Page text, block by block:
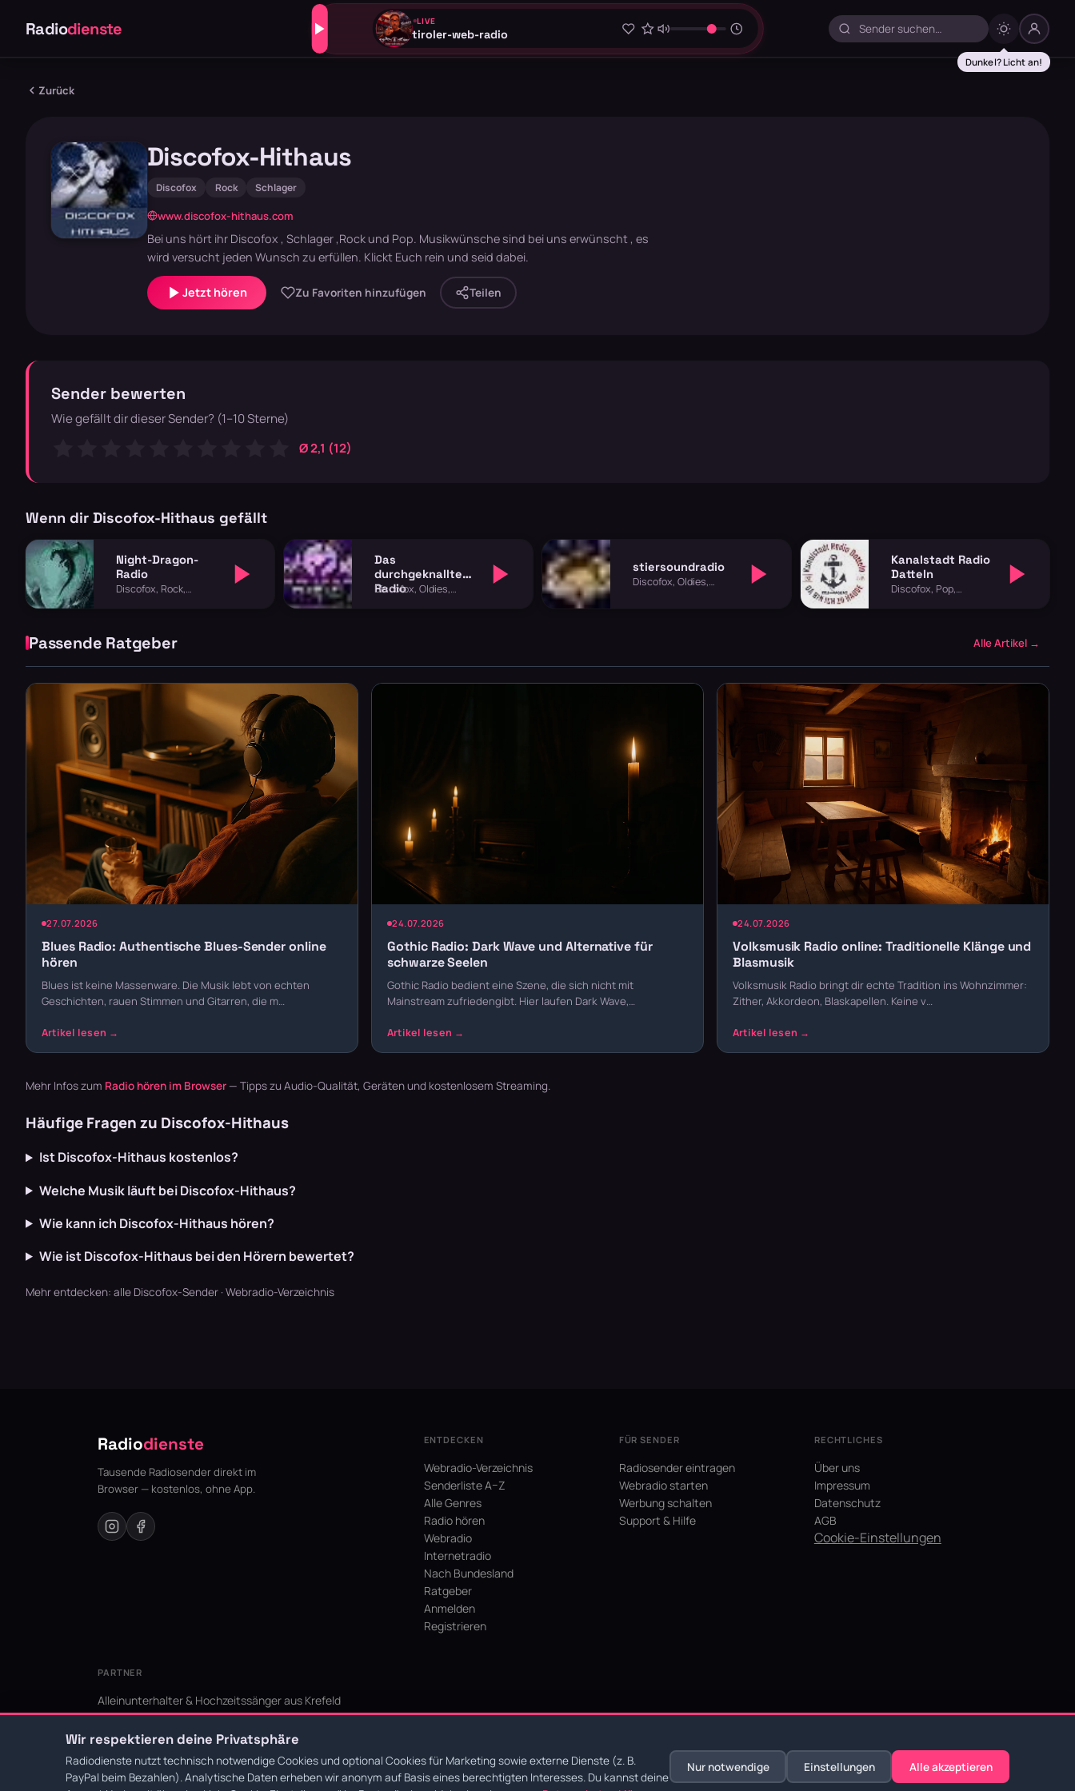
Radiodienste LIVE
tiroler-web-radio
Zurück
Discofox-Hithaus
Discofox Rock Schlager
www.discofox-hithaus.com
Bei uns hört ihr Discofox , Schlager ,Rock und Pop. Musikwünsche sind bei uns erwünscht , es
wird versucht jeden Wunsch zu erfüllen. Klickt Euch rein und seid dabei.
Jetzt hören Zu Favoriten hinzufügen Teilen
Sender bewerten
Wie gefällt dir dieser Sender? (1–10 Sterne)
Ø 2,1 (12)
Wenn dir Discofox-Hithaus gefällt
Night-Dragon-
Radio
Discofox, Rock,
Das
durchgeknallte
Radio
Discofox, Oldies,
stiersoundradio
Discofox, Oldies,
Kanalstadt Radio
Datteln
Discofox, Pop,
Passende Ratgeber Alle Artikel →
27.07.2026
Blues Radio: Authentische Blues-Sender online
hören
Blues ist keine Massenware. Die Musik lebt von echten
Geschichten, rauen Stimmen und Gitarren, die m…
24.07.2026
Gothic Radio: Dark Wave und Alternative für
schwarze Seelen
Gothic Radio bedient eine Szene, die sich nicht mit
Mainstream zufriedengibt. Hier laufen Dark Wave,…
24.07.2026
Volksmusik Radio online: Traditionelle Klänge und
Blasmusik
Volksmusik Radio bringt dir echte Tradition ins Wohnzimmer:
Zither, Akkordeon, Blaskapellen. Keine v…
Mehr Infos zum Radio hören im Browser — Tipps zu Audio-Qualität, Geräten und kostenlosem Streaming.
Häufige Fragen zu Discofox-Hithaus
Ist Discofox-Hithaus kostenlos?
Welche Musik läuft bei Discofox-Hithaus?
Wie kann ich Discofox-Hithaus hören?
Wie ist Discofox-Hithaus bei den Hörern bewertet?
Mehr entdecken: alle Discofox-Sender · Webradio-Verzeichnis
Radiodienste
Tausende Radiosender direkt im
Browser — kostenlos, ohne App.
ENTDECKEN
Webradio-Verzeichnis
Senderliste A–Z
Alle Genres
Radio hören
Webradio
Internetradio
Nach Bundesland
Ratgeber
Anmelden
Registrieren
FÜR SENDER
Radiosender eintragen
Webradio starten
Werbung schalten
Support & Hilfe
RECHTLICHES
Über uns
Impressum
Datenschutz
AGB
Cookie-Einstellungen
PARTNER
Alleinunterhalter & Hochzeitssänger aus Krefeld
KI Niederrhein - Agentur aus Krefeld für den Niederrhein
© 2026 Radiodienste. Alle Rechte vorbehalten. Datenschutz AGB·Impressum
Wir respektieren deine Privatsphäre
Radiodienste nutzt technisch notwendige Cookies und optional Cookies für Marketing sowie externe Dienste (z. B.
PayPal beim Bezahlen). Analytische Daten erheben wir anonym auf Basis eines berechtigten Interesses. Du kannst deine
Nur notwendige Einstellungen Alle akzeptieren